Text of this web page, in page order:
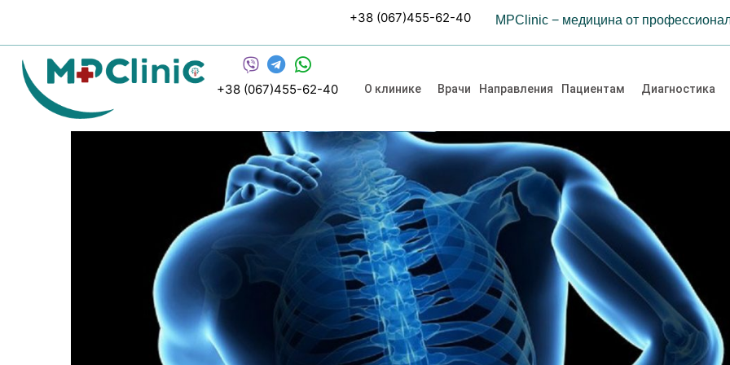
содержимому
+38 (067)455-62-40 MPClinic − медицина от
+38 (067)455-62-40 О клинике Врачи Направления Пациентам Диагностика